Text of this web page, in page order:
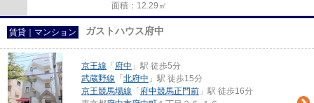
面積：12.29㎡
賃貸｜マンション ガストハウス府中
京王線 「 府中 」駅 徒歩5分
武蔵野線 「 北府中 」駅 徒歩15分
京王競馬場線 「 府中競馬正門前 」駅 徒歩16分